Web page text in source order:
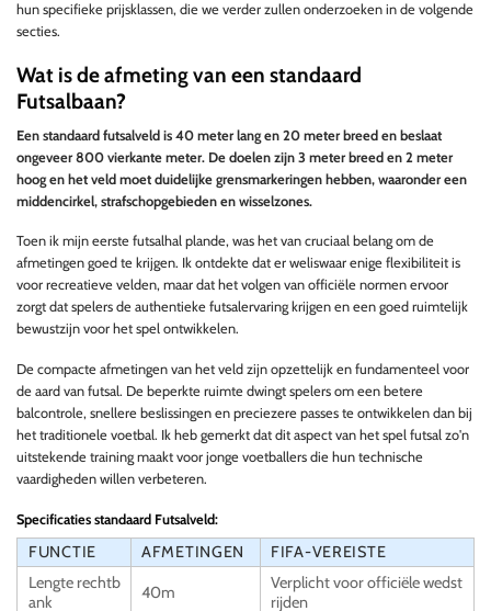
hun specifieke prijsklassen, die we verder zullen onderzoeken in de volgende
secties.
Wat is de afmeting van een standaard
Futsalbaan?
Een standaard futsalveld is 40 meter lang en 20 meter breed en beslaat
ongeveer 800 vierkante meter. De doelen zijn 3 meter breed en 2 meter
hoog en het veld moet duidelijke grensmarkeringen hebben, waaronder een
middencirkel, strafschopgebieden en wisselzones.
Toen ik mijn eerste futsalhal plande, was het van cruciaal belang om de
afmetingen goed te krijgen. Ik ontdekte dat er weliswaar enige flexibiliteit is
voor recreatieve velden, maar dat het volgen van officiële normen ervoor
zorgt dat spelers de authentieke futsalervaring krijgen en een goed ruimtelijk
bewustzijn voor het spel ontwikkelen.
De compacte afmetingen van het veld zijn opzettelijk en fundamenteel voor
de aard van futsal. De beperkte ruimte dwingt spelers om een betere
balcontrole, snellere beslissingen en preciezere passes te ontwikkelen dan bij
het traditionele voetbal. Ik heb gemerkt dat dit aspect van het spel futsal zo'n
uitstekende training maakt voor jonge voetballers die hun technische
vaardigheden willen verbeteren.
Specificaties standaard Futsalveld:
FUNCTIE AFMETINGEN
FIFA-VEREISTE
Lengte rechtb
ank
40m
Verplicht voor officiële wedst
rijden